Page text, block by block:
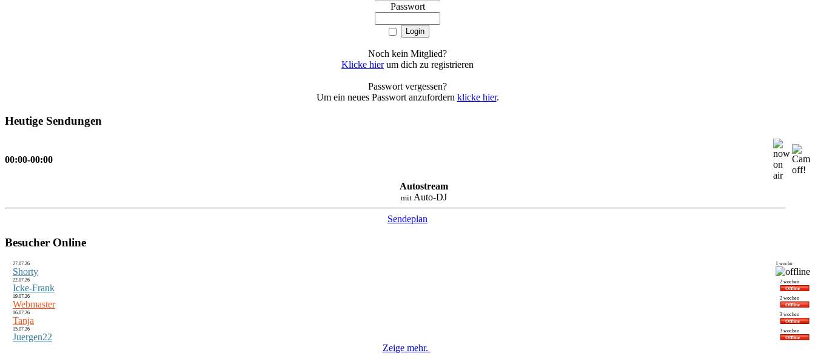
Passwort
Noch kein Mitglied?
Klicke hierum dich zu registrieren
Passwort vergessen?
Um ein neues Passwort anzufordern klicke hier.
Heutige Sendungen
00:00-00:00
Autostream
mit Auto-DJ
Sendeplan
Besucher Online
27.07.26
Shorty
1 woche
22.07.26
Icke-Frank
2 wochen
19.07.26
Webmaster
2 wochen
16.07.26
Tanja
3 wochen
15.07.26
Juergen22
3 wochen
Zeige mehr.